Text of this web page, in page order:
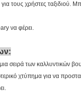
τους χρήστες ταξιδιού.
να φέρει.
σειρά των καλλυντικών
χτύπημα για να